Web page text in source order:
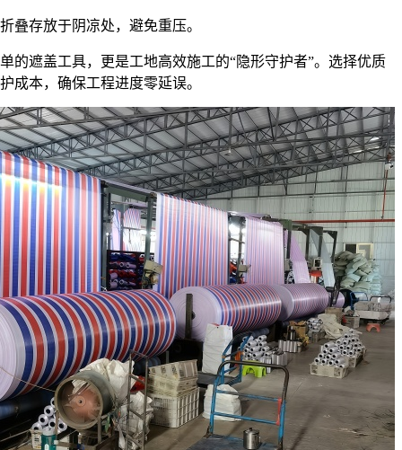
叠存放于阴凉处，避免重压。
的遮盖工具，更是工地高效施工的“隐形守护者”。选择优质
成本，确保工程进度零延误。